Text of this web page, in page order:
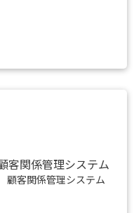
顧客関係管理システム